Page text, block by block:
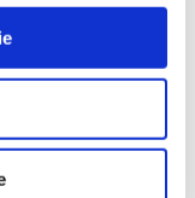
dobrą